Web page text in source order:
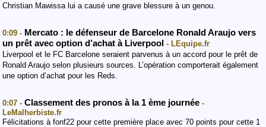
Christian Mawissa lui a causé une grave blessure à un genou.
0:09 - Mercato : le défenseur de Barcelone Ronald Araujo vers
un prêt avec option d’achat à Liverpool - LEquipe.fr
Liverpool et le FC Barcelone seraient parvenus à un accord pour le prêt de
Ronald Araujo selon plusieurs sources. L’opération comporterait également
une option d’achat pour les Reds.
0:07 - Classement des pronos à la 1 ème journée -
LeMalherbiste.fr
Félicitations à fonf22 pour cette première place avec 70 points pour cette 1